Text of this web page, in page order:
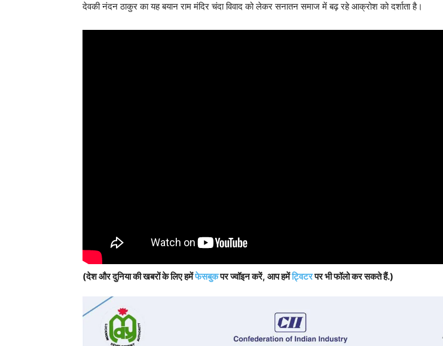
देवकी नंदन ठाकुर का यह बयान राम मंदिर चंदा विवाद को लेकर सनातन समाज में बढ़ रहे आक्रोश को दर्शाता है।
(देश और दुनिया की खबरों के लिए हमेंफेसबुकपर ज्वॉइन करें, आप हमेंट्विटरपर भी फॉलो कर सकते हैं.)